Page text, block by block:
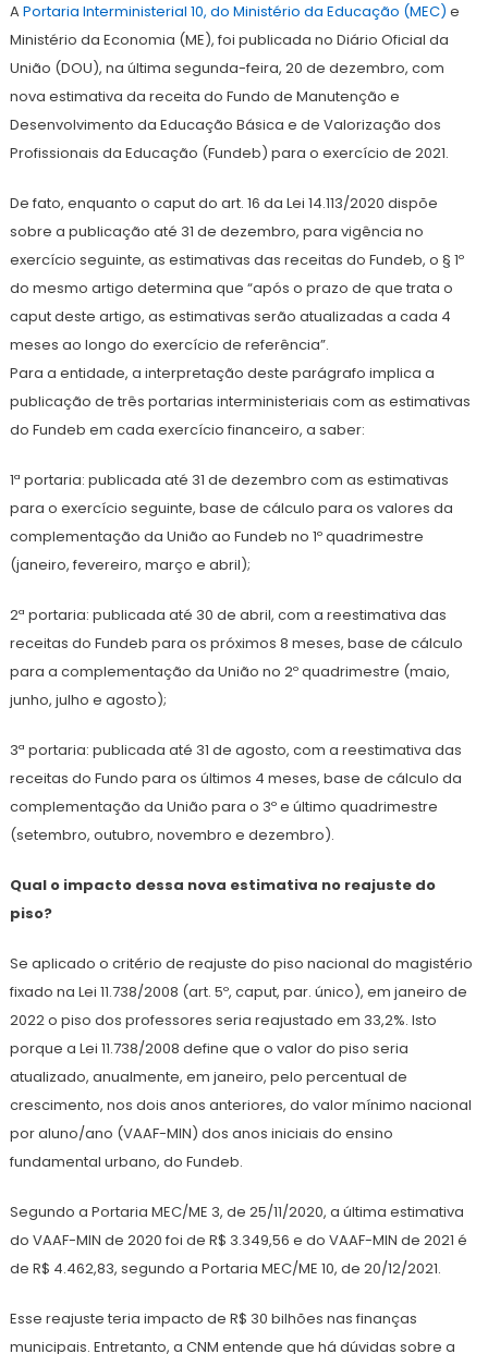
dezembro
de
2021
APortaria Interministerial 10, do Ministério da Educação (MEC) e
Ministério da Economia (ME), foi publicada no Diário Oficial da
União (DOU), na última segunda-feira, 20 de dezembro, com
nova estimativa da receita do Fundo de Manutenção e
Desenvolvimento da Educação Básica e de Valorização dos
Profissionais da Educação (Fundeb) para o exercício de 2021.
De fato, enquanto o caput do art. 16 da Lei 14.113/2020 dispõe
sobre a publicação até 31 de dezembro, para vigência no
exercício seguinte, as estimativas das receitas do Fundeb, o § 1º
do mesmo artigo determina que “após o prazo de que trata o
caput deste artigo, as estimativas serão atualizadas a cada 4
meses ao longo do exercício de referência”.
Para a entidade, a interpretação deste parágrafo implica a
publicação de três portarias interministeriais com as estimativas
do Fundeb em cada exercício financeiro, a saber:
1ª portaria: publicada até 31 de dezembro com as estimativas
para o exercício seguinte, base de cálculo para os valores da
complementação da União ao Fundeb no 1º quadrimestre
(janeiro, fevereiro, março e abril);
2ª portaria: publicada até 30 de abril, com a reestimativa das
receitas do Fundeb para os próximos 8 meses, base de cálculo
para a complementação da União no 2º quadrimestre (maio,
junho, julho e agosto);
3ª portaria: publicada até 31 de agosto, com a reestimativa das
receitas do Fundo para os últimos 4 meses, base de cálculo da
complementação da União para o 3º e último quadrimestre
(setembro, outubro, novembro e dezembro).
Qual o impacto dessa nova estimativa no reajuste do
piso?
Se aplicado o critério de reajuste do piso nacional do magistério
fixado na Lei 11.738/2008 (art. 5º, caput, par. único), em janeiro de
2022 o piso dos professores seria reajustado em 33,2%. Isto
porque a Lei 11.738/2008 define que o valor do piso seria
atualizado, anualmente, em janeiro, pelo percentual de
crescimento, nos dois anos anteriores, do valor mínimo nacional
por aluno/ano (VAAF-MIN) dos anos iniciais do ensino
fundamental urbano, do Fundeb.
Segundo a Portaria MEC/ME 3, de 25/11/2020, a última estimativa
do VAAF-MIN de 2020 foi de R$ 3.349,56 e do VAAF-MIN de 2021 é
de R$ 4.462,83, segundo a Portaria MEC/ME 10, de 20/12/2021.
Esse reajuste teria impacto de R$ 30 bilhões nas finanças
municipais. Entretanto, a CNM entende que há dúvidas sobre a